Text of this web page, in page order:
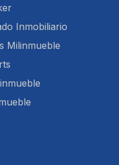
Inmobiliario
Milinmueble